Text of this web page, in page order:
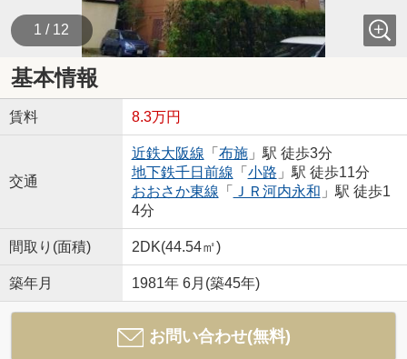
1 / 12
基本情報
賃料 8.3万円
交通
近鉄大阪線 「 布施」駅 徒歩3分
地下鉄千日前線 「 小路 」駅 徒歩11分
おおさか東線 「 ＪＲ河内永和 」駅 徒歩1
4分
間取り(面積) 2DK(44.54㎡)
築年月 1981年 6月(築45年)
お問い合わせ(無料)